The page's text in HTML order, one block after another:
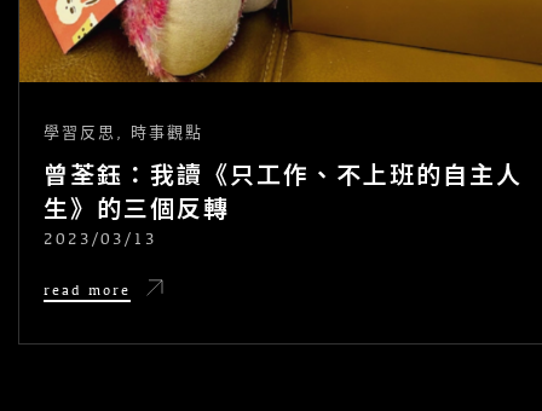
學習反思, 時事觀點
曾荃鈺：我讀《只工作、不上班的自主人
生》的三個反轉
POSTED
2023/03/13
read more
荃
我